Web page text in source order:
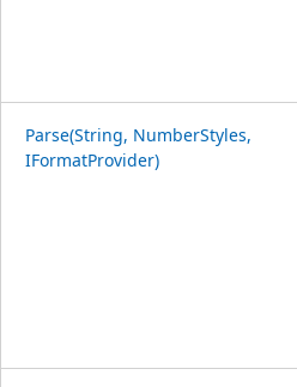
Parse(String, NumberStyles,
IFormatProvider)